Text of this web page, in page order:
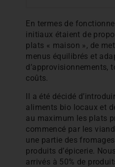
En termes de
initiaux étaient de
plats « maison », de
menus équilibrés et
d’approvisionnements,
coûts.
Il a été décidé
aliments bio locaux et
au maximum les plats
commencé par les
une partie des
produits d’épicerie.
arrivés à 50% de